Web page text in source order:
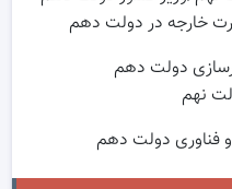
خارجه در دولت دهم
دولت دهم
نهم
و فناوری دولت دهم